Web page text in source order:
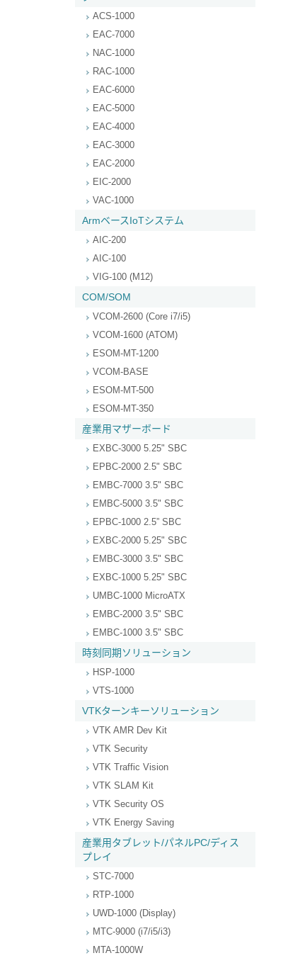
ACS-1000
EAC-7000
NAC-1000
RAC-1000
EAC-6000
EAC-5000
EAC-4000
EAC-3000
EAC-2000
EIC-2000
VAC-1000
ArmベースIoTシステム
AIC-200
AIC-100
VIG-100 (M12)
COM/SOM
VCOM-2600 (Core i7/i5)
VCOM-1600 (ATOM)
ESOM-MT-1200
VCOM-BASE
ESOM-MT-500
ESOM-MT-350
産業用マザーボード
EXBC-3000 5.25" SBC
EPBC-2000 2.5" SBC
EMBC-7000 3.5" SBC
EMBC-5000 3.5" SBC
EPBC-1000 2.5” SBC
EXBC-2000 5.25" SBC
EMBC-3000 3.5" SBC
EXBC-1000 5.25" SBC
UMBC-1000 MicroATX
EMBC-2000 3.5" SBC
EMBC-1000 3.5" SBC
時刻同期ソリューション
HSP-1000
VTS-1000
VTKターンキーソリューション
VTK AMR Dev Kit
VTK Security
VTK Traffic Vision
VTK SLAM Kit
VTK Security OS
VTK Energy Saving
産業用タブレット/パネルPC/ディス
プレイ
STC-7000
RTP-1000
UWD-1000 (Display)
MTC-9000 (i7/i5/i3)
MTA-1000W